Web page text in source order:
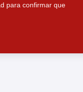
para confirmar que